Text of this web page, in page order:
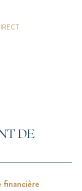
DE
financière